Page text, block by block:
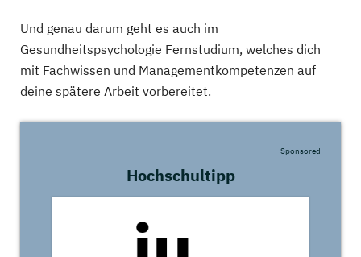
Und genau darum geht es auch im
Gesundheitspsychologie Fernstudium, welches dich
mit Fachwissen und Managementkompetenzen auf
deine spätere Arbeit vorbereitet.
Hochschultipp
Sponsored